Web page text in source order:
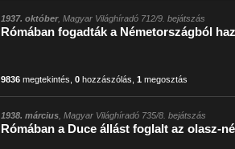
1937. október, Magyar Világhíradó 712/9. bejátszás
Rómában fogadták a Németországból
9836 megtekintés ,0 hozzászólás ,1 megosztás
1938. március , Magyar Világhíradó 735/8. bejátszás
Rómában a Duce állást foglalt az olasz-